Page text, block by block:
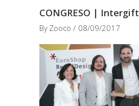
CONGRESO | Intergift
By Zooco 08/09/2017